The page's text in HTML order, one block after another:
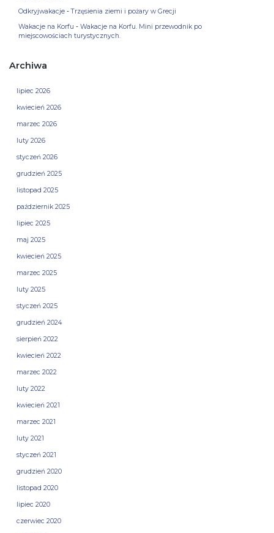
Odkryjwakacje -Trzęsienia ziemi i pożary w Grecji
Wakacje na Korfu - Wakacje na Korfu. Mini przewodnik po
miejscowościach turystycznych.
Archiwa
lipiec 2026
kwiecień 2026
marzec 2026
luty 2026
styczeń 2026
grudzień 2025
listopad 2025
październik 2025
lipiec 2025
maj 2025
kwiecień 2025
marzec 2025
luty 2025
styczeń 2025
grudzień 2024
sierpień 2022
kwiecień 2022
marzec 2022
luty 2022
kwiecień 2021
marzec 2021
luty 2021
styczeń 2021
grudzień 2020
listopad 2020
lipiec 2020
czerwiec 2020